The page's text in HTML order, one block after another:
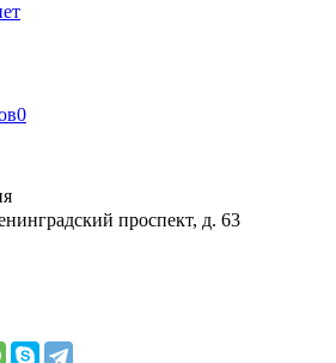
0
проспект, д. 63